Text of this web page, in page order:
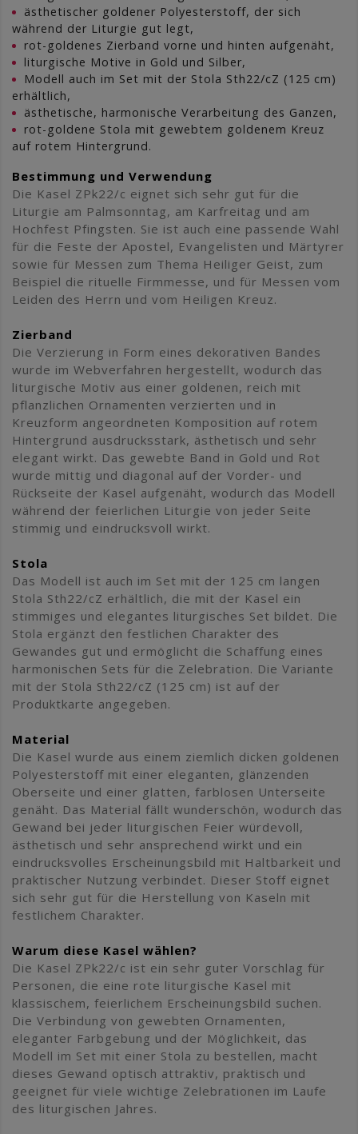
ästhetischer goldener Polyesterstoff, der sich
während der Liturgie gut legt,
rot-goldenes Zierband vorne und hinten aufgenäht,
liturgische Motive in Gold und Silber,
Modell auch im Set mit der Stola Sth22/cZ (125 cm)
erhältlich,
ästhetische, harmonische Verarbeitung des Ganzen,
rot-goldene Stola mit gewebtem goldenem Kreuz
auf rotem Hintergrund.
Bestimmung und Verwendung
Die Kasel ZPk22/c eignet sich sehr gut für die
Liturgie am Palmsonntag, am Karfreitag und am
Hochfest Pfingsten. Sie ist auch eine passende Wahl
für die Feste der Apostel, Evangelisten und Märtyrer
sowie für Messen zum Thema Heiliger Geist, zum
Beispiel die rituelle Firmmesse, und für Messen vom
Leiden des Herrn und vom Heiligen Kreuz.
Zierband
Die Verzierung in Form eines dekorativen Bandes
wurde im Webverfahren hergestellt, wodurch das
liturgische Motiv aus einer goldenen, reich mit
pflanzlichen Ornamenten verzierten und in
Kreuzform angeordneten Komposition auf rotem
Hintergrund ausdrucksstark, ästhetisch und sehr
elegant wirkt. Das gewebte Band in Gold und Rot
wurde mittig und diagonal auf der Vorder- und
Rückseite der Kasel aufgenäht, wodurch das Modell
während der feierlichen Liturgie von jeder Seite
stimmig und eindrucksvoll wirkt.
Stola
Das Modell ist auch im Set mit der 125 cm langen
Stola Sth22/cZ erhältlich, die mit der Kasel ein
stimmiges und elegantes liturgisches Set bildet. Die
Stola ergänzt den festlichen Charakter des
Gewandes gut und ermöglicht die Schaffung eines
harmonischen Sets für die Zelebration. Die Variante
mit der Stola Sth22/cZ (125 cm) ist auf der
Produktkarte angegeben.
Material
Die Kasel wurde aus einem ziemlich dicken goldenen
Polyesterstoff mit einer eleganten, glänzenden
Oberseite und einer glatten, farblosen Unterseite
genäht. Das Material fällt wunderschön, wodurch das
Gewand bei jeder liturgischen Feier würdevoll,
ästhetisch und sehr ansprechend wirkt und ein
eindrucksvolles Erscheinungsbild mit Haltbarkeit und
praktischer Nutzung verbindet. Dieser Stoff eignet
sich sehr gut für die Herstellung von Kaseln mit
festlichem Charakter.
Warum diese Kasel wählen?
Die Kasel ZPk22/c ist ein sehr guter Vorschlag für
Personen, die eine rote liturgische Kasel mit
klassischem, feierlichem Erscheinungsbild suchen.
Die Verbindung von gewebten Ornamenten,
eleganter Farbgebung und der Möglichkeit, das
Modell im Set mit einer Stola zu bestellen, macht
dieses Gewand optisch attraktiv, praktisch und
geeignet für viele wichtige Zelebrationen im Laufe
des liturgischen Jahres.